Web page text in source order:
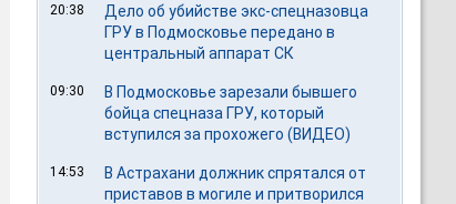
20:38
Дело об убийстве экс-спецназовца
ГРУ в Подмосковье передано в
центральный аппарат СК
09:30
В Подмосковье зарезали бывшего
бойца спецназа ГРУ, который
вступился за прохожего (ВИДЕО)
14:53
В Астрахани должник спрятался от
приставов в могиле и притворился